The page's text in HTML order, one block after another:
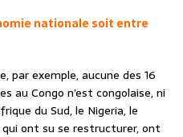
nationale soit entre
par exemple, aucune des 16
au Congo n’est congolaise, ni
du Sud, le Nigeria, le
ont su se restructurer, ont